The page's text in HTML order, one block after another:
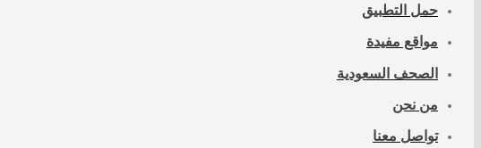
حمل التطبيق
مواقع مفيدة
الصحف السعودية
من نحن
تواصل معنا